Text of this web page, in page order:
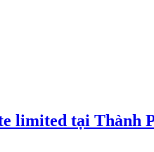
limited tại Thành